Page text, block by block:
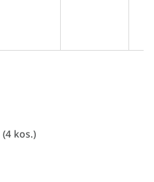
(4 kos.)